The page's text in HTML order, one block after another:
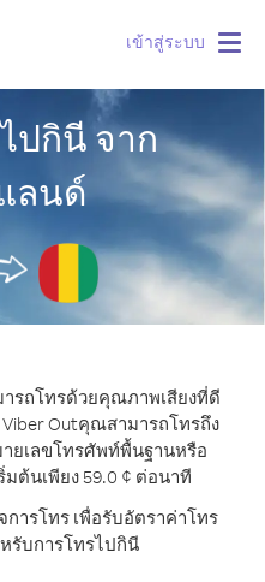
เข้าสู่ระบบ
ปกินี จาก
ลนด์
รถโทรด้วยคุณภาพเสียงที่ดี
Outคุณสามารถโทรถึง
ยเลขโทรศัพท์พื้นฐานหรือ
ต้นเพียง 59.0 ¢ ต่อนาที
ารโทร เพื่อรับอัตราค่าโทร
รับการโทรไปกินี